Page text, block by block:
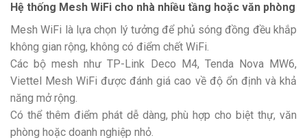
Hệ thống Mesh WiFi cho nhà nhiều tầng hoặc văn phòng
Mesh WiFi là lựa chọn lý tưởng để phủ sóng đồng đều khắp
không gian rộng, không có điểm chết WiFi.
Các bộ mesh như TP-Link Deco M4, Tenda Nova MW6,
Viettel Mesh WiFi được đánh giá cao về độ ổn định và khả
năng mở rộng.
Có thể thêm điểm phát dễ dàng, phù hợp cho biệt thự, văn
phòng hoặc doanh nghiệp nhỏ.